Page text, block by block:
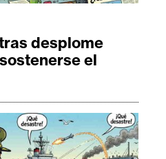
desplome
el